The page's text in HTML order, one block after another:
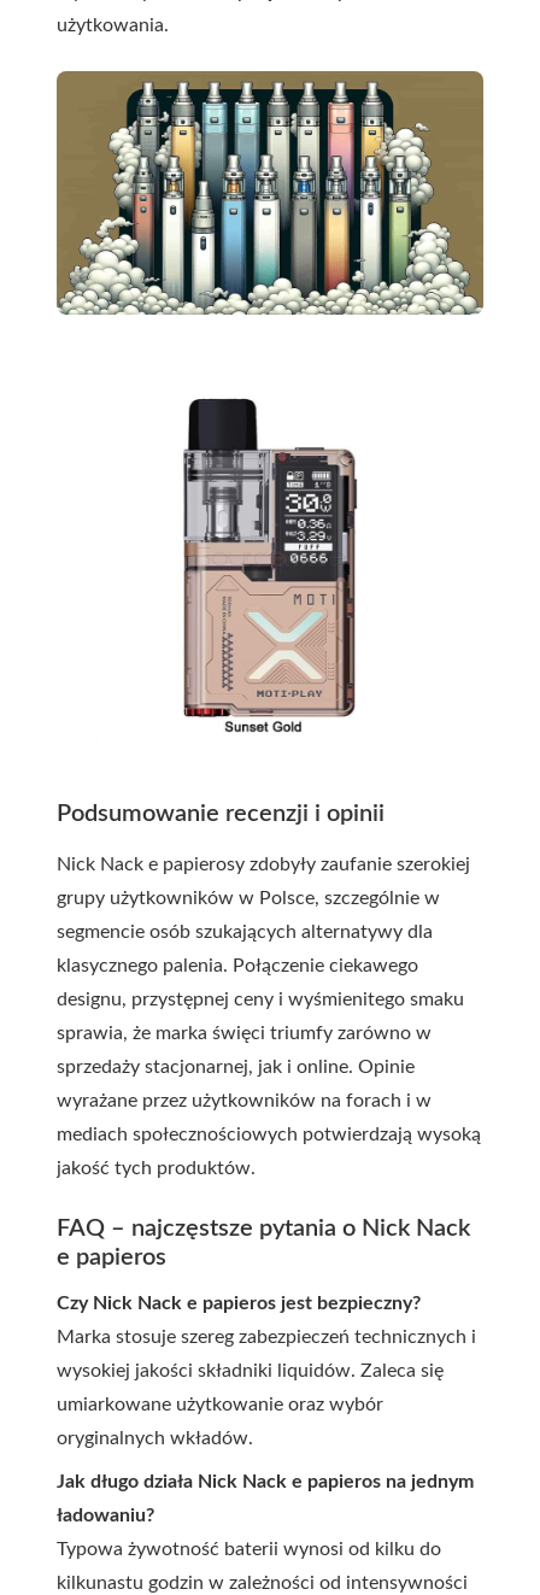
użytkowania.
Podsumowanie recenzji i opinii
Nick Nack e papierosy zdobyły zaufanie szerokiej
grupy użytkowników w Polsce, szczególnie w
segmencie osób szukających alternatywy dla
klasycznego palenia. Połączenie ciekawego
designu, przystępnej ceny i wyśmienitego smaku
sprawia, że marka święci triumfy zarówno w
sprzedaży stacjonarnej, jak i online. Opinie
wyrażane przez użytkowników na forach i w
mediach społecznościowych potwierdzają wysoką
jakość tych produktów.
FAQ – najczęstsze pytania o Nick Nack
e papieros
Czy Nick Nack e papieros jest bezpieczny?
Marka stosuje szereg zabezpieczeń technicznych i
wysokiej jakości składniki liquidów. Zaleca się
umiarkowane użytkowanie oraz wybór
oryginalnych wkładów.
Jak długo działa Nick Nack e papieros na jednym
ładowaniu?
Typowa żywotność baterii wynosi od kilku do
kilkunastu godzin w zależności od intensywności